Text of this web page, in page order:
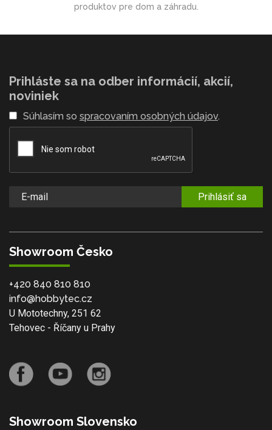
produktov pre dom a záhradu.
Prihláste sa na odber informácií, akcií,
noviniek
Súhlasím so spracovaním osobných údajov.
Prihlásiť sa
Showroom Česko
+420 840 810 810
info@hobbytec.cz
U Mototechny, 251 62
Tehovec - Říčany u Prahy
Showroom Slovensko